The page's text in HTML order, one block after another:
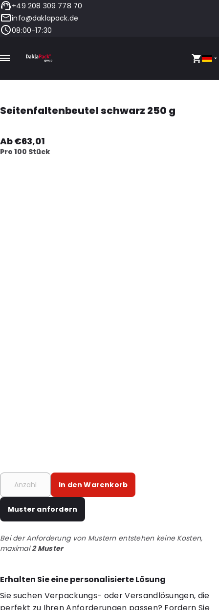
+49 208 309 778 70
info@daklapack.de
08:00-17:30
Seitenfaltenbeutel schwarz 250 g
Ab €63,01
Pro 100 Stück
In den Warenkorb
Muster anfordern
Bei der Anforderung von Mustern entstehen keine Kosten,
maximal2 Muster
Erhalten Sie eine personalisierte Lösung
Sie suchen Verpackungs- oder Versandlösungen, die